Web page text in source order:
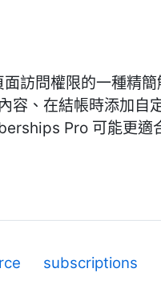
訪問權限的一種精
容、在結帳時添加
Pro 可能更適
subscriptions